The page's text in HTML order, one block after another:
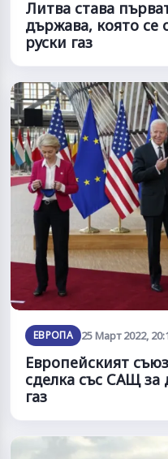
Литва става
държава, която се
руски газ
ЕВРОПА 25 Март 2022,
Европейският
сделка със САЩ за
газ